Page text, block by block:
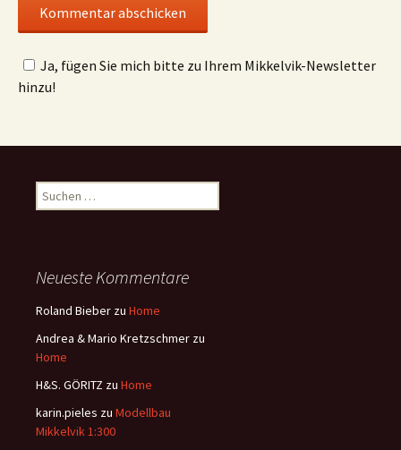
Ja, fügen Sie mich bitte zu Ihrem Mikkelvik-Newsletter
hinzu!
Suchen
nach:
Neueste Kommentare
Roland Bieber zu Home
Andrea & Mario Kretzschmer zu
Home
H&S. GÖRITZ zu Home
karin.pieles zu Modellbau
Mikkelvik 1:300